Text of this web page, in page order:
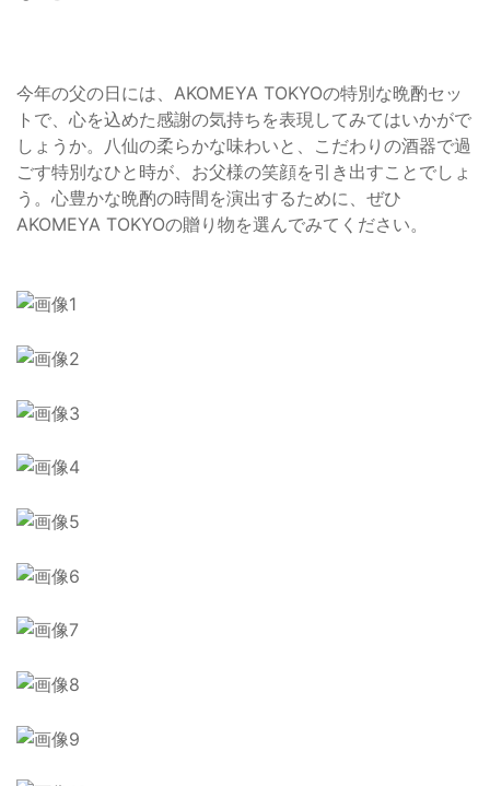
今年の父の日には、AKOMEYA TOKYOの特別な晩酌セッ
トで、心を込めた感謝の気持ちを表現してみてはいかがで
しょうか。八仙の柔らかな味わいと、こだわりの酒器で過
ごす特別なひと時が、お父様の笑顔を引き出すことでしょ
う。心豊かな晩酌の時間を演出するために、ぜひ
AKOMEYA TOKYOの贈り物を選んでみてください。